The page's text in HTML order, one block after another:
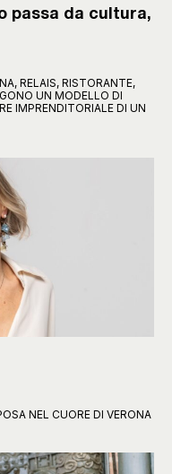
passa da cultura,
RELAIS, RISTORANTE,
UN MODELLO DI
IMPRENDITORIALE DI UN
NEL CUORE DI VERONA